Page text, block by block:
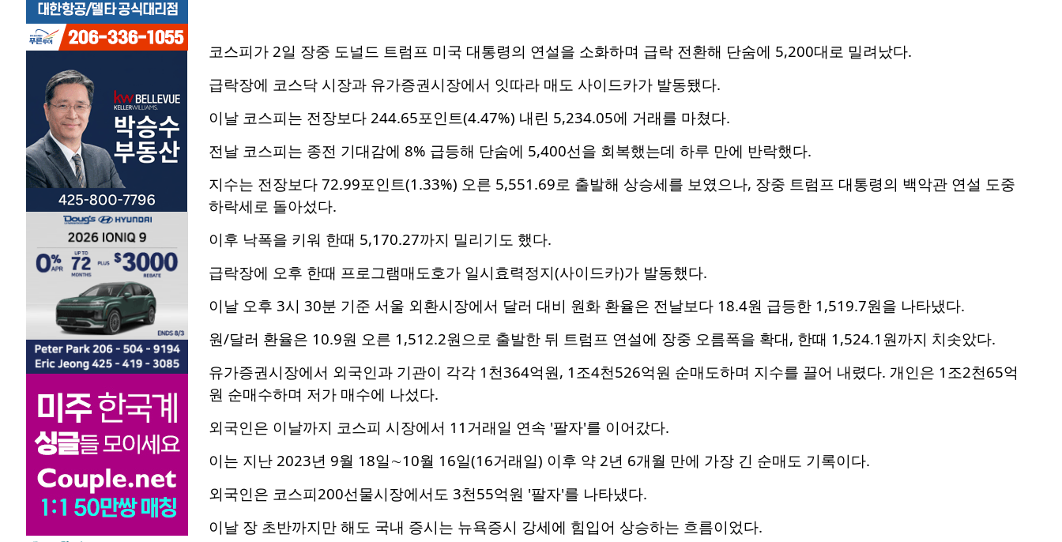
코스피가 2일 장중 도널드 트럼프 미국 대통령의 연설을 소화하며 급락 전환해 단숨에 5,200대로 밀려났다.
급락장에 코스닥 시장과 유가증권시장에서 잇따라 매도 사이드카가 발동됐다.
이날 코스피는 전장보다 244.65포인트(4.47%) 내린 5,234.05에 거래를 마쳤다.
전날 코스피는 종전 기대감에 8% 급등해 단숨에 5,400선을 회복했는데 하루 만에 반락했다.
지수는 전장보다 72.99포인트(1.33%) 오른 5,551.69로 출발해 상승세를 보였으나, 장중 트럼프 대통령의 백악관 연설 도중
하락세로 돌아섰다.
이후 낙폭을 키워 한때 5,170.27까지 밀리기도 했다.
급락장에 오후 한때 프로그램매도호가 일시효력정지(사이드카)가 발동했다.
이날 오후 3시 30분 기준 서울 외환시장에서 달러 대비 원화 환율은 전날보다 18.4원 급등한 1,519.7원을 나타냈다.
원/달러 환율은 10.9원 오른 1,512.2원으로 출발한 뒤 트럼프 연설에 장중 오름폭을 확대, 한때 1,524.1원까지 치솟았다.
유가증권시장에서 외국인과 기관이 각각 1천364억원, 1조4천526억원 순매도하며 지수를 끌어 내렸다. 개인은 1조2천65억
원 순매수하며 저가 매수에 나섰다.
외국인은 이날까지 코스피 시장에서 11거래일 연속 '팔자'를 이어갔다.
이는 지난 2023년 9월 18일∼10월 16일(16거래일) 이후 약 2년 6개월 만에 가장 긴 순매도 기록이다.
외국인은 코스피200선물시장에서도 3천55억원 '팔자'를 나타냈다.
이날 장 초반까지만 해도 국내 증시는 뉴욕증시 강세에 힘입어 상승하는 흐름이었다.